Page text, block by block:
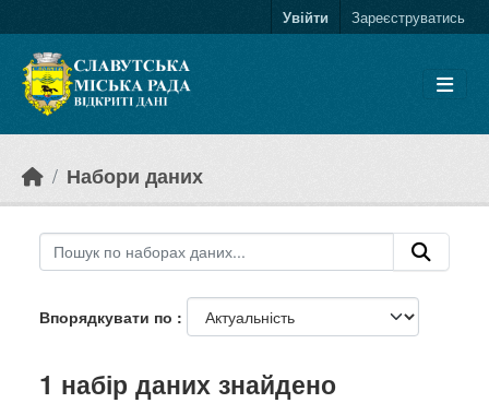
Увійти Зареєструватись
Набори даних
Впорядкувати по
1 набір даних знайдено